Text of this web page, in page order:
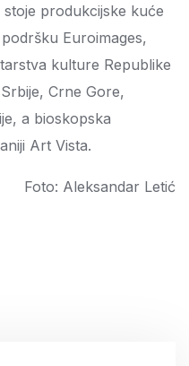
produkcijske kuće
Euroimages,
kulture Republike
Crne Gore,
a bioskopska
Art Vista.
Foto: Aleksandar Letić